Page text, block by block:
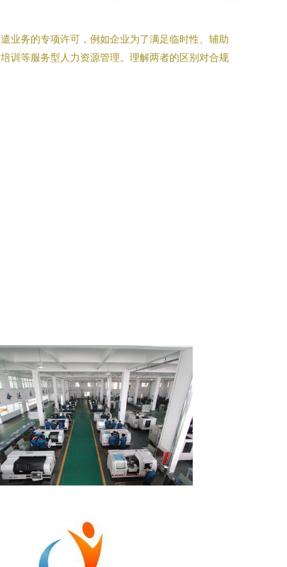
业务的专项许可，例如企业为了满足临时性、辅助
训等服务型人力资源管理。理解两者的区别对合规